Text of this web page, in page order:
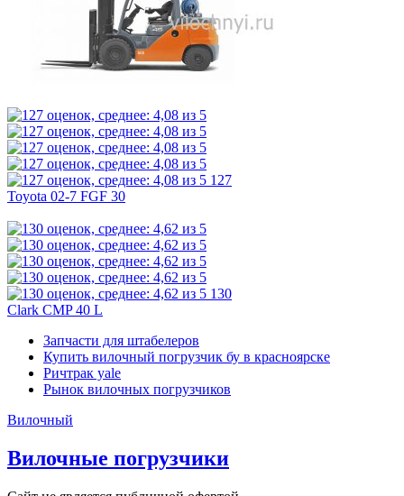
127
Toyota 02-7 FGF 30
130
Clark CMP 40 L
Запчасти для штабелеров
Купить вилочный погрузчик бу в красноярске
Ричтрак yale
Рынок вилочных погрузчиков
Вилочный
Вилочные погрузчики